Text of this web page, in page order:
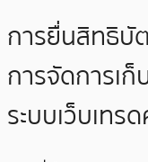
การยื่นสิทธิบั
การจัดการเ
ระบบเว็บเทร